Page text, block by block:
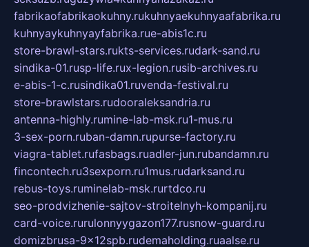
fabrikaofabrikaokuhny.rukuhnyaekuhnyaafabrika.ru
kuhnyaykuhnyayfabrika.rue-abis1c.ru
store-brawl-stars.rukts-services.rudark-sand.ru
sindika-01.rusp-life.rux-legion.rusib-archives.ru
e-abis-1-c.rusindika01.ruvenda-festival.ru
store-brawlstars.rudooraleksandria.ru
antenna-highly.rumine-lab-msk.ru1-mus.ru
3-sex-porn.ruban-damn.rupurse-factory.ru
viagra-tablet.rufasbags.ruadler-jun.rubandamn.ru
fincontech.ru3sexporn.ru1mus.rudarksand.ru
rebus-toys.ruminelab-msk.rurtdco.ru
seo-prodvizhenie-sajtov-stroitelnyh-kompanij.ru
card-voice.rurulonnyygazon177.rusnow-guard.ru
domizbrusa-9x12spb.rudemaholding.ruaalse.ru